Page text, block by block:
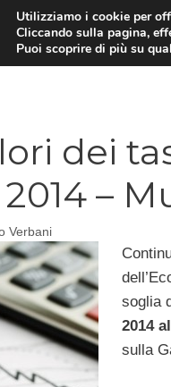
dei
–
Verbani
soglia
2014
sulla
Utilizziamo i cookie per
Cliccando sulla pagina,
Puoi scoprire di più su